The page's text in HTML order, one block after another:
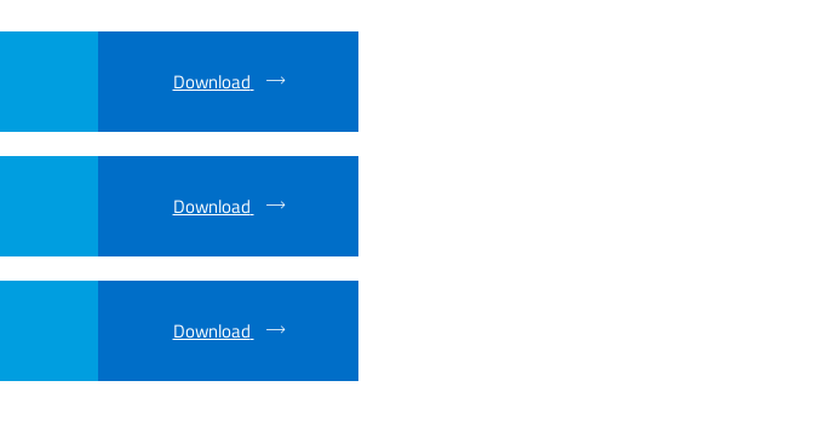
Download
Download
Download